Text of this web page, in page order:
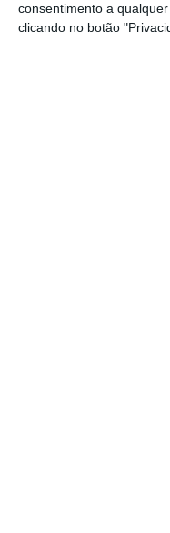
consentimento a
clicando no botão
estes dois terços”.